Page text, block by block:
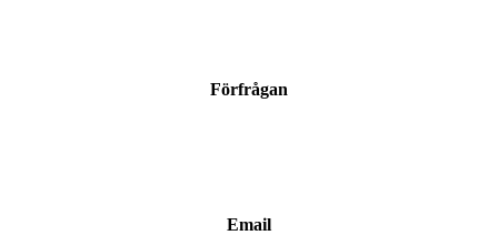
Förfrågan
Email